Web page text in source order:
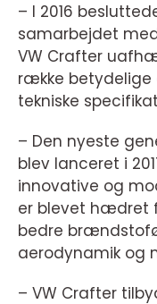
– I 2016
samarbejdet
VW Crafter
række
tekniske
– Den nyeste
blev lanceret i
innovative og
er blevet hædret
bedre
aerodynamik og
– VW Crafter